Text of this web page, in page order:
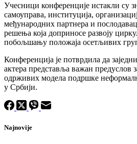
Учесници конференције истакли су
самоуправа, институција,
међународних партнера и
решења која доприносе развоју
побољшању положаја осетљивих
Конференција је потврдила да
актера представља важан предуслов
одрживих модела подршке
у Србији.
Najnovije